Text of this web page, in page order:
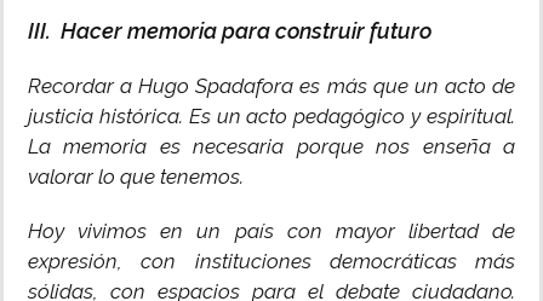
III. Hacer memoria para construir futuro
Recordar a Hugo Spadafora es más que un acto de
justicia histórica. Es un acto pedagógico y espiritual.
La memoria es necesaria porque nos enseña a
valorar lo que tenemos.
Hoy vivimos en un país con mayor libertad de
expresión, con instituciones democráticas más
sólidas, con espacios para el debate ciudadano.